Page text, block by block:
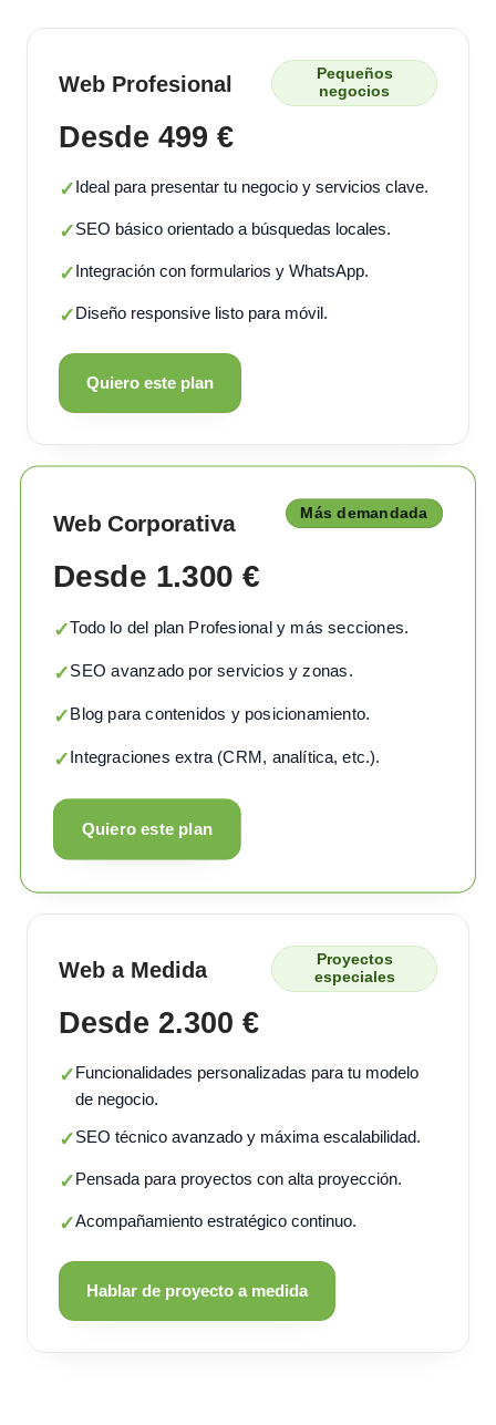
Web Profesional
Pequeños
negocios
Desde 499 €
✓Ideal para presentar tu negocio y servicios clave.
✓SEO básico orientado a búsquedas locales.
✓Integración con formularios y WhatsApp.
✓Diseño responsive listo para móvil.
Quiero este plan
Web Corporativa Más demandada
Desde 1.300 €
✓Todo lo del plan Profesional y más secciones.
✓SEO avanzado por servicios y zonas.
✓Blog para contenidos y posicionamiento.
✓Integraciones extra (CRM, analítica, etc.).
Quiero este plan
Web a Medida
Proyectos
especiales
Desde 2.300 €
✓Funcionalidades personalizadas para tu modelo
de negocio.
✓SEO técnico avanzado y máxima escalabilidad.
✓Pensada para proyectos con alta proyección.
✓Acompañamiento estratégico continuo.
Hablar de proyecto a medida